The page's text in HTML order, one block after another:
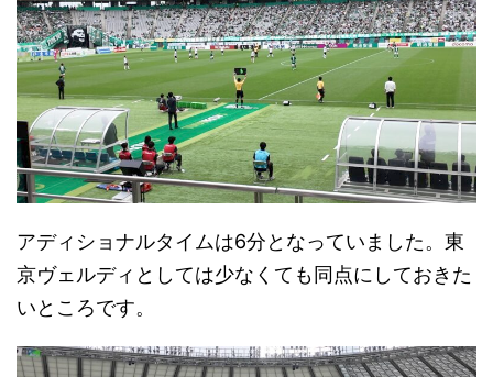
アディショナルタイムは6分となっていました。東
京ヴェルディとしては少なくても同点にしておきた
いところです。